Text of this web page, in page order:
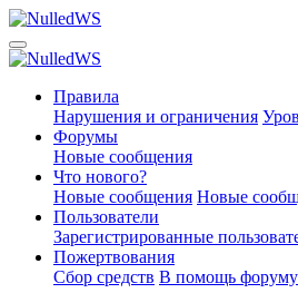
Правила
Нарушения и ограничения
Форумы
Новые сообщения
Что нового?
Новые сообщения Новые
Пользователи
Зарегистрированные
Пожертвования
Сбор средств В помощь форуму